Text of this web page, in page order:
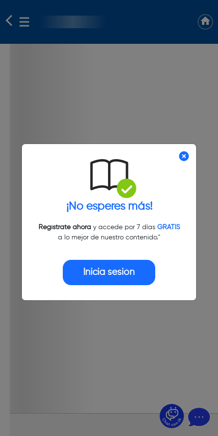
¡No esperes más!
Regístrate ahoray accede por 7 días GRATIS
a lo mejor de nuestro contenido."
Inicia sesión